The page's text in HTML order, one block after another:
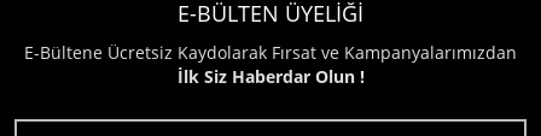
E-BÜLTEN ÜYELİĞİ
E-Bültene Ücretsiz Kaydolarak Fırsat ve Kampanyalarımızdan
İlk Siz Haberdar Olun !